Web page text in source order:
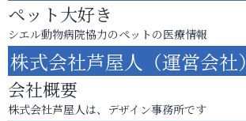
ペット大好き
シエル動物病院協力のペットの医療情報
株式会社芦屋人（運営会社）
会社概要
株式会社芦屋人は、デザイン事務所です